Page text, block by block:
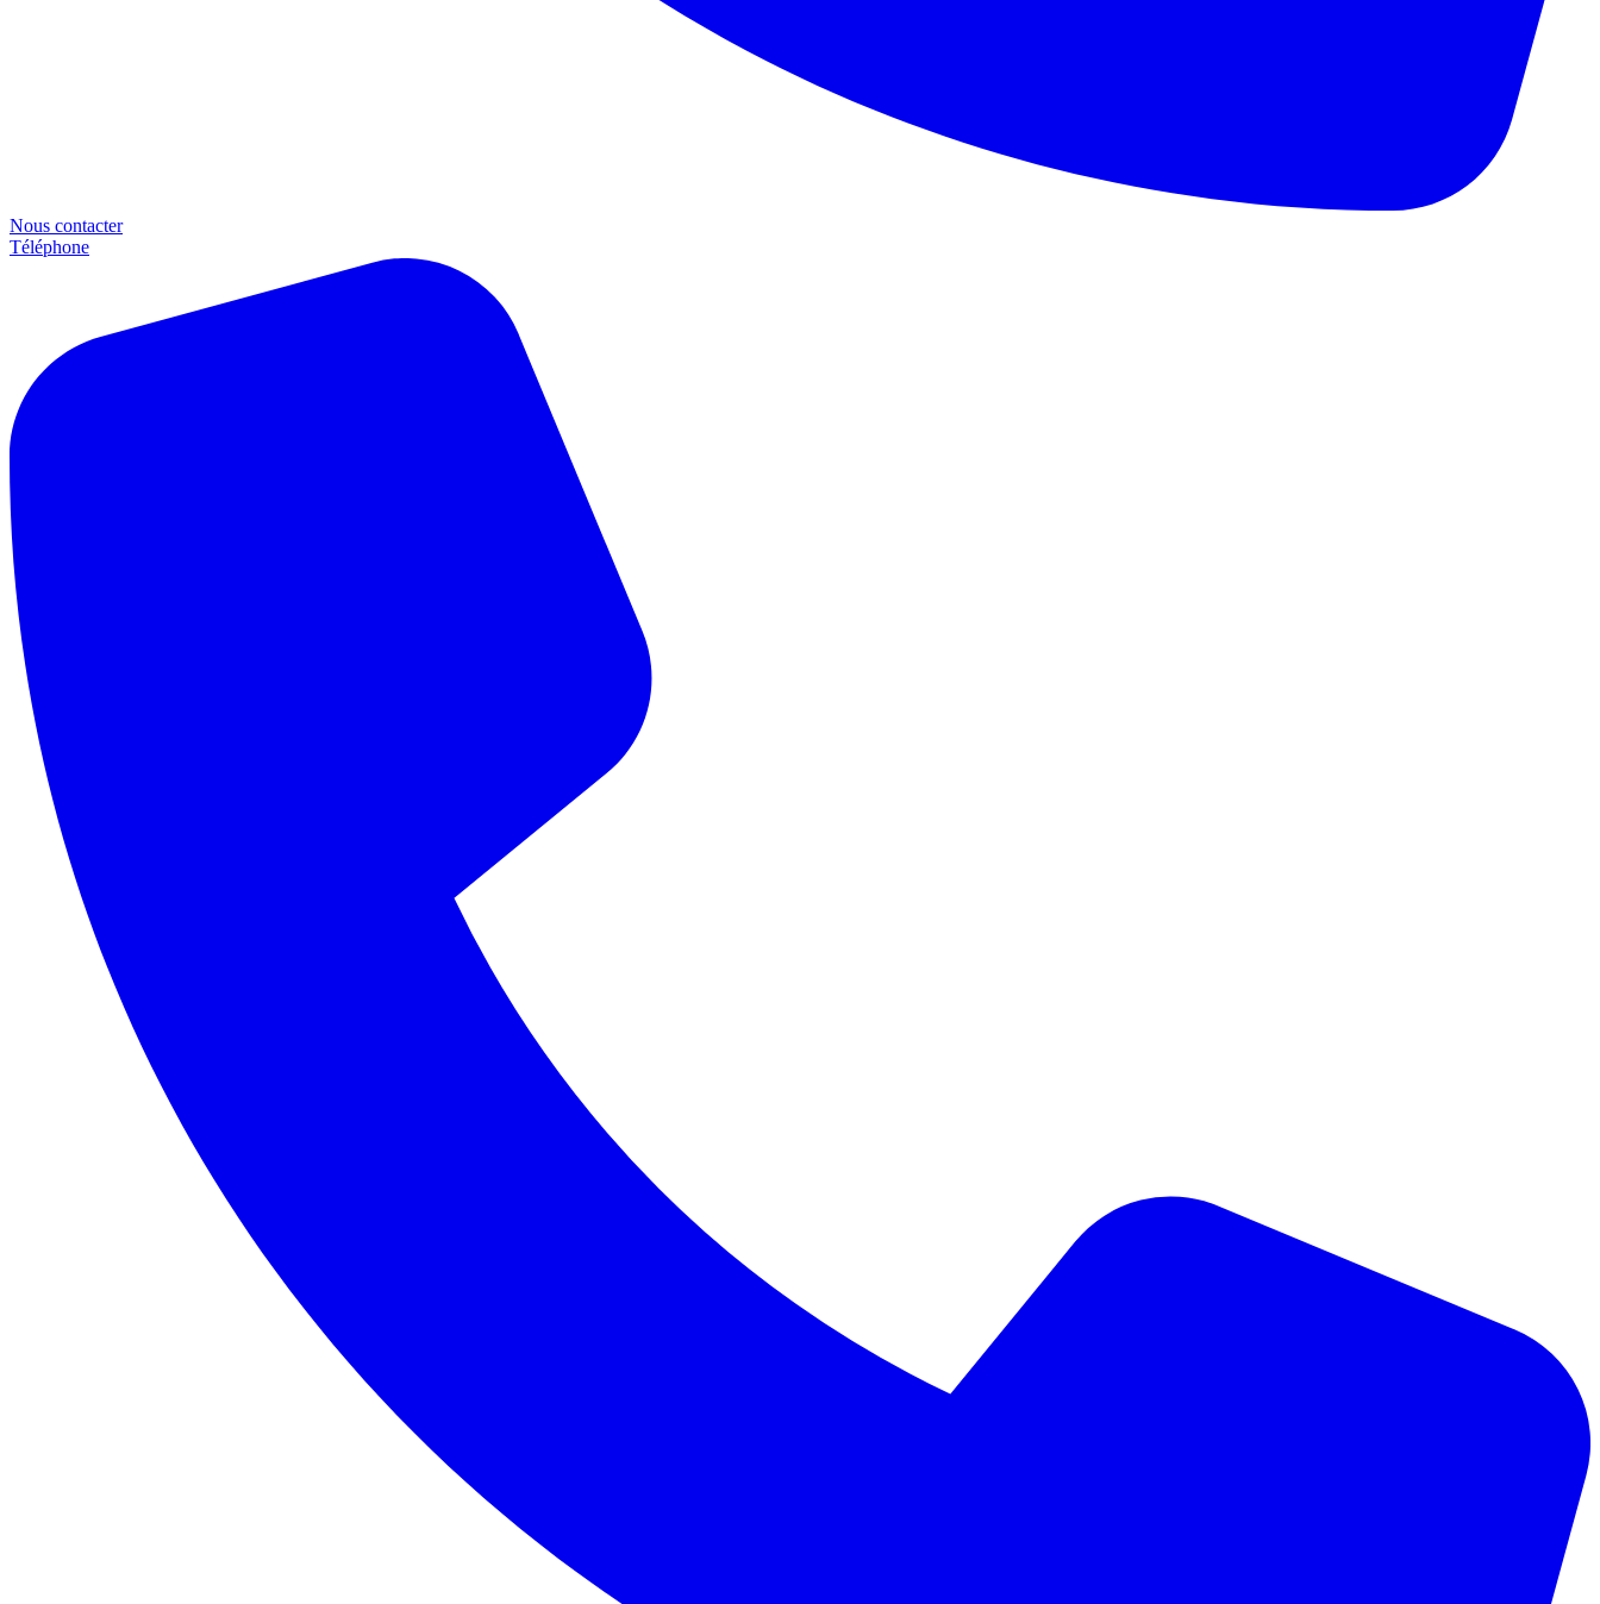
Nous contacter
Téléphone